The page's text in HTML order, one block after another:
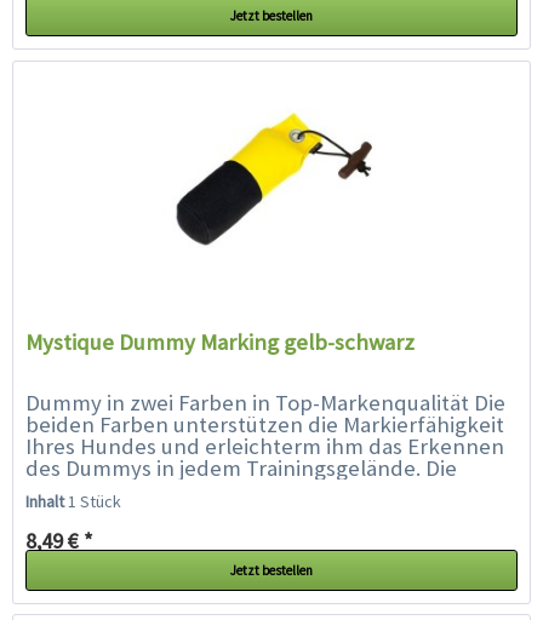
Jetzt bestellen
Mystique Dummy Marking gelb-schwarz
Dummy in zwei Farben in Top-Markenqualität Die
beiden Farben unterstützen die Markierfähigkeit
Ihres Hundes und erleichterm ihm das Erkennen
des Dummys in jedem Trainingsgelände. Die
spezielle Füllung und...
Inhalt1 Stück
8,49 € *
Jetzt bestellen